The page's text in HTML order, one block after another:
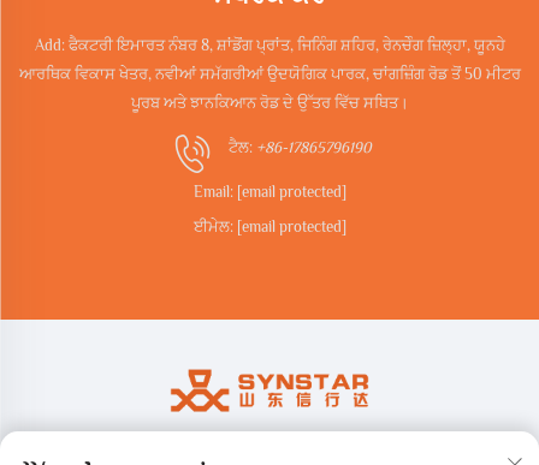
Add: ਫੈਕਟਰੀ ਇਮਾਰਤ ਨੰਬਰ 8, ਸ਼ਾਂਡੋਂਗ ਪ੍ਰਾਂਤ, ਜਿਨਿੰਗ ਸ਼ਹਿਰ, ਰੇਨਚੇੰਗ ਜ਼ਿਲ੍ਹਾ, ਯੂਨਹੇ
ਆਰਥਿਕ ਵਿਕਾਸ ਖੇਤਰ, ਨਵੀਆਂ ਸਮੱਗਰੀਆਂ ਉਦਯੋਗਿਕ ਪਾਰਕ, ਚਾਂਗਜ਼ਿੰਗ ਰੋਡ ਤੋਂ 50 ਮੀਟਰ
ਪੂਰਬ ਅਤੇ ਝਾਨਕਿਆਨ ਰੋਡ ਦੇ ਉੱਤਰ ਵਿੱਚ ਸਥਿਤ।
ਟੈਲ: +86-17865796190
Email: [email protected]
ਈਮੇਲ: [email protected]